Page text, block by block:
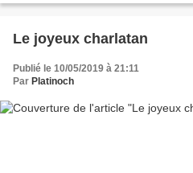
Le joyeux charlatan
Publié le 10/05/2019 à 21:11
Par Platinoch